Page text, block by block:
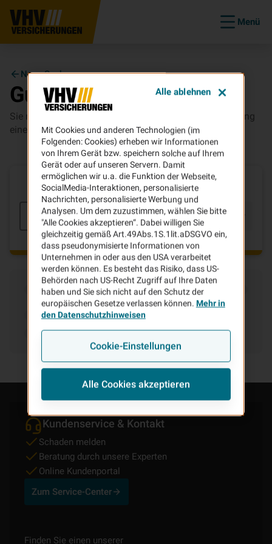
Menü
Neue Suche
Guthaben auszahlen
Sie möchten uns Ihre Bankverbindung für die Auszahlung
eines Guthabens mitteilen?
Um welche Versicherung geht es?
Bitte wählen Weiter
Kundenservice & Kontakt
Schaden melden
Beratung durch unsere Experten
Online Kundenportal
Zum Service-Center
Finden Sie einen unserer
Mit Cookies und anderen Technologien (im
Folgenden: Cookies) erheben wir Informationen
von Ihrem Gerät bzw. speichern solche auf Ihrem
Gerät oder auf unseren Servern. Damit
ermöglichen wir u.a. die Funktion der Webseite,
SocialMedia-Interaktionen, personalisierte
Nachrichten, personalisierte Werbung und
Analysen. Um dem zuzustimmen, wählen Sie bitte
"Alle Cookies akzeptieren“. Dabei willigen Sie
gleichzeitig gemäß Art.49Abs.1S.1lit.aDSGVO ein,
dass pseudonymisierte Informationen von
Unternehmen in oder aus den USA verarbeitet
werden können. Es besteht das Risiko, dass US-
Behörden nach US-Recht Zugriff auf Ihre Daten
haben und Sie sich nicht auf den Schutz der
europäischen Gesetze verlassen können. Mehr in
den Datenschutzhinweisen
Cookie-Einstellungen
Alle Cookies akzeptieren
Alle ablehnen